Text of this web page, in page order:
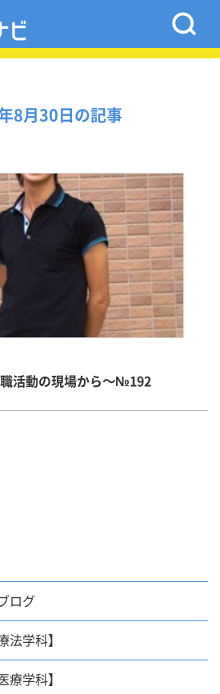
8月30日の記事
活動の現場から～№192
ログ
法学科】
療学科】